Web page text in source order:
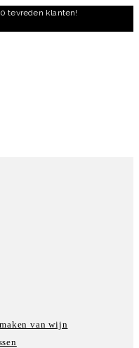
tevreden klanten!
van wijn